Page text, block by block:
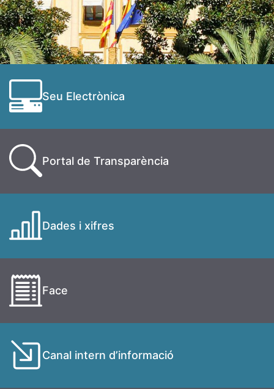
Seu Electrònica
Portal de Transparència
Dades i xifres
Face
Canal intern d’informació